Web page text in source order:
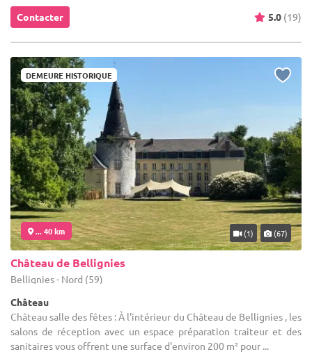
Contacter 5.0 (19)
DEMEURE HISTORIQUE
... 40 km (1) (67)
Château de Bellignies
Bellignies - Nord (59)
Château
Château salle des fêtes : À l'intérieur du Château de Bellignies , les
salons de réception avec un espace préparation traiteur et des
sanitaires vous offrent une surface d'environ 200 m² pour ...